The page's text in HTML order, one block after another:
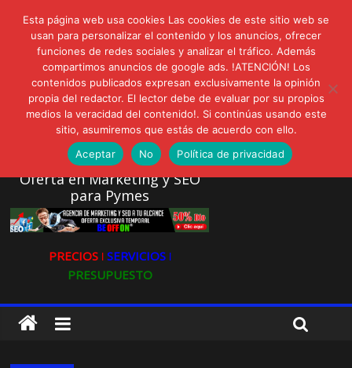
lunes, agosto 3, 2026
Novedades:
AVISPEX PLUS FORTE Bioeffitech y Protección natural sin
dañar el entorno
LIVAM estrena Agua de Sal
Ultravioleta Radio, Cómo una radio sin fines comerciales
conquistó a miles de oyentes
IA: Su importancia en las redes sociales
Gravatar: Tu Huella Digital en las Redes Sociales
Oferta en Marketing y SEO
para Pymes
PRECIOS ǀ SERVICIOS ǀ
PRESUPUESTO
Esta página web usa cookies Las cookies de este sitio web se
usan para personalizar el contenido y los anuncios, ofrecer
funciones de redes sociales y analizar el tráfico. Además
compartimos anuncios de google ads. !ATENCIÓN! Los
contenidos publicados expresan exclusivamente la opinión
propia del redactor. El lector debe de evaluar por su propios
medios la veracidad del contenido!. Si continúas usando este
sitio, asumiremos que estás de acuerdo con ello.
Aceptar
No Política de privacidad